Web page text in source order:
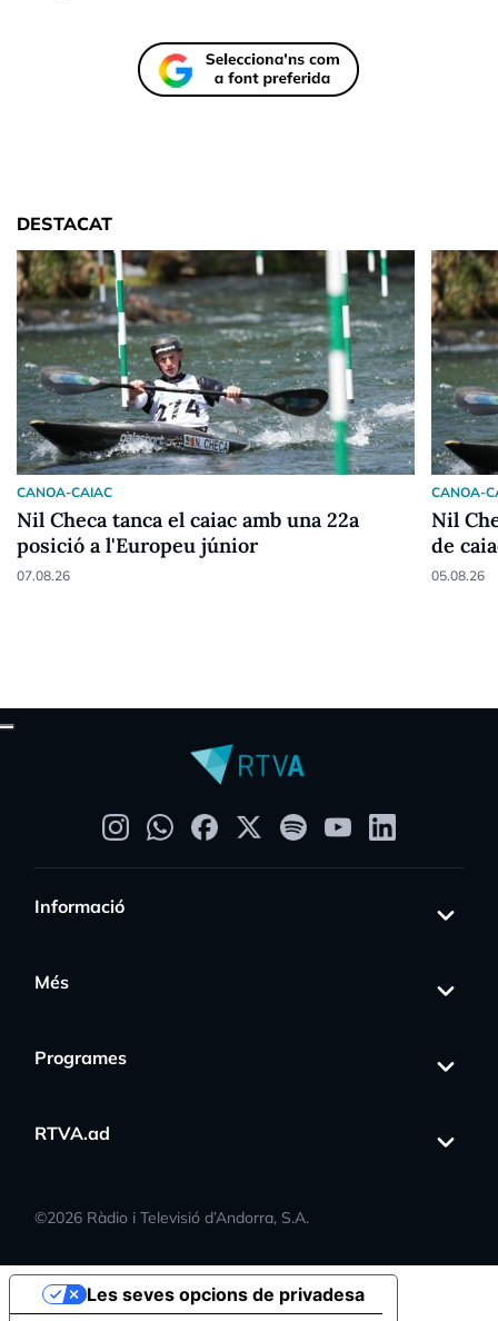
DESTACAT
CANOA-CAIAC
Nil Checa tanca el caiac amb una 22a
posició a l'Europeu júnior
07.08.26
CANOA-
Nil
de
05.08.26
Informació
Més
Programes
RTVA.ad
©2026 Ràdio i Televisió d’Andorra, S.A.
Les seves opcions de privadesa